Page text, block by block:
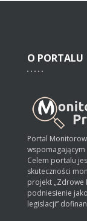
O PORTALU
Portal
Celem portalu
skuteczności
projekt „Zdrowe
podniesienie
legislacji”